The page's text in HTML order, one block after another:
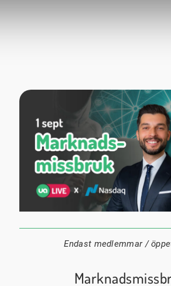
1 september
18:00
Endast medlemmar /